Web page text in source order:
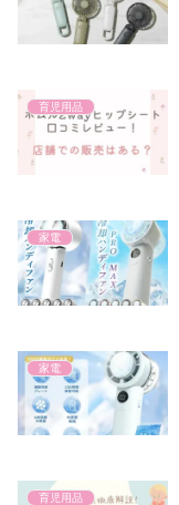
育児用品
家電
家電
育児用品